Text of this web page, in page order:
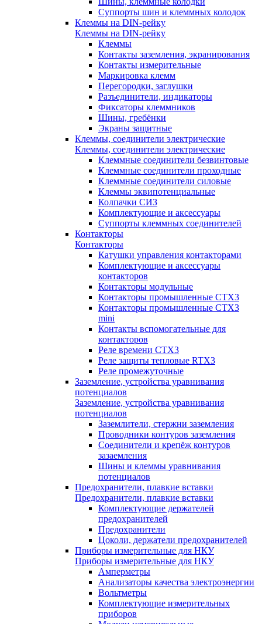
Суппорты шин и клеммных колодок
Клеммы на DIN-рейку
Клеммы на DIN-рейку
Клеммы
Контакты заземления, экранирования
Контакты измерительные
Маркировка клемм
Перегородки, заглушки
Разъединители, индикаторы
Фиксаторы клеммников
Шины, гребёнки
Экраны защитные
Клеммы, соединители электрические
Клеммы, соединители электрические
Клеммные соединители безвинтовые
Клеммные соединители проходные
Клеммные соединители силовые
Клеммы эквипотенциальные
Колпачки СИЗ
Комплектующие и аксессуары
Суппорты клеммных соединителей
Контакторы
Контакторы
Катушки управления контакторами
Комплектующие и аксессуары
контакторов
Контакторы модульные
Контакторы промышленные CTX3
Контакторы промышленные CTX3
mini
Контакты вспомогательные для
контакторов
Реле времени CTX3
Реле защиты тепловые RTX3
Реле промежуточные
Заземление, устройства уравнивания
потенциалов
Заземление, устройства уравнивания
потенциалов
Заземлители, стержни заземления
Проводники контуров заземления
Соединители и крепёж контуров
зазаемления
Шины и клеммы уравнивания
потенциалов
Предохранители, плавкие вставки
Предохранители, плавкие вставки
Комплектующие держателей
предохранителей
Предохранители
Цоколи, держатели предохранителей
Приборы измерительные для НКУ
Приборы измерительные для НКУ
Амперметры
Анализаторы качества электроэнергии
Вольтметры
Комплектующие измерительных
приборов